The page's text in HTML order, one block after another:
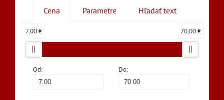
Cena Parametre Hľadať text
Od: Do:
7,00 € 70,00 €